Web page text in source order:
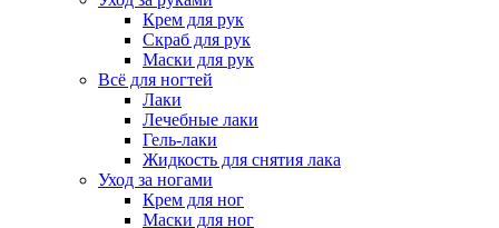
Крем для рук
Скраб для рук
Маски для рук
Всё для ногтей
Лаки
Лечебные лаки
Гель-лаки
Жидкость для снятия лака
Уход за ногами
Крем для ног
Маски для ног